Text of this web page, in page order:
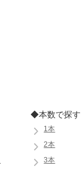
◆本数で探す
1本
2本
3本